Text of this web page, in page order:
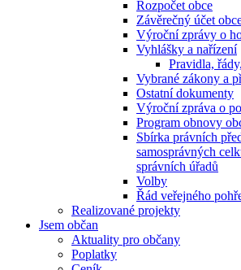
Rozpočet obce
Závěrečný účet
Výroční zprávy o
Vyhlášky a nařízení
Pravidla,
Vybrané zákony a
Ostatní dokumenty
Výroční zpráva o
Program obnovy
Sbírka právních
samosprávných
správních úřadů
Volby
Řád veřejného
Realizované projekty
Jsem občan
Aktuality pro občany
Poplatky